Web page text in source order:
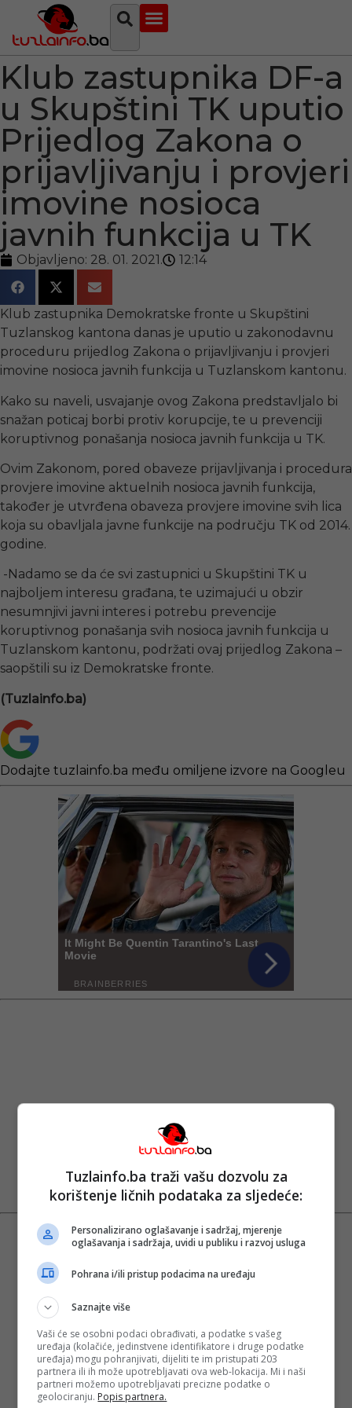
Klub zastupnika DF-a
u Skupštini TK uputio
Prijedlog Zakona o
prijavljivanju i provjeri
imovine nosioca
javnih funkcija u TK
Objavljeno: 28. 01. 2021. 12:14
Klub zastupnika Demokratske fronte u Skupštini
Tuzlanskog kantona danas je uputio u zakonodavnu
proceduru prijedlog Zakona o prijavljivanju i provjeri
imovine nosioca javnih funkcija u Tuzlanskom kantonu.
Kako su naveli, usvajanje ovog Zakona predstavljalo bi
snažan poticaj borbi protiv korupcije, te u prevenciji
koruptivnog ponašanja nosioca javnih funkcija u TK.
Ovim Zakonom, pored obaveze prijavljivanja i procedura
provjere imovine aktuelnih nosioca javnih funkcija,
također je utvrđena obaveza provjere imovine svih lica
koja su obavljala javne funkcije na području TK od 2014.
godine.
-Nadamo se da će svi zastupnici u Skupštini TK u
najboljem interesu građana, te uzimajući u obzir
nesumnjivi javni interes i potrebu prevencije
koruptivnog ponašanja svih nosioca javnih funkcija u
Tuzlanskom kantonu, podržati ovaj prijedlog Zakona –
saopštili su iz Demokratske fronte.
(Tuzlainfo.ba)
Dodajte tuzlainfo.ba među omiljene izvore na Googleu
Tuzlainfo.ba traži vašu dozvolu za
korištenje ličnih podataka za sljedeće:
Personalizirano oglašavanje i sadržaj, mjerenje
oglašavanja i sadržaja, uvidi u publiku i razvoj usluga
Pohrana i/ili pristup podacima na uređaju
Saznajte više
Vaši će se osobni podaci obrađivati, a podatke s vašeg
uređaja (kolačiće, jedinstvene identifikatore i druge podatke
uređaja) mogu pohranjivati, dijeliti te im pristupati 203
partnera ili ih može upotrebljavati ova web-lokacija. Mi i naši
partneri možemo upotrebljavati precizne podatke o
geolociranju. Popis partnera.